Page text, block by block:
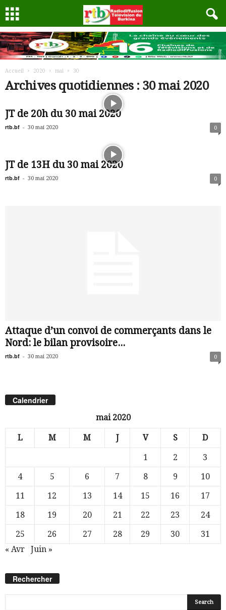
Accueil 2020 mai 30
Archives quotidiennes : 30 mai 2020
JT de 20h du 30 mai 2020
rtb.bf - 30 mai 2020 0
JT de 13H du 30 mai 2020
rtb.bf - 30 mai 2020 0
Attaque d’un convoi de commerçants dans le
Nord: le bilan provisoire...
rtb.bf - 30 mai 2020 0
Calendrier
mai 2020
L M M J V S D
1 2
3
4
5 6 7 8 9
10
11
12 13 14 15 16
17
18
19 20 21 22 23
24
25
26 27 28 29 30
31
« Avr
Juin »
Rechercher